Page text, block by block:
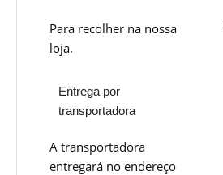
Para recolher na nossa
loja.
Entrega por
transportadora
A transportadora
entregará no endereço